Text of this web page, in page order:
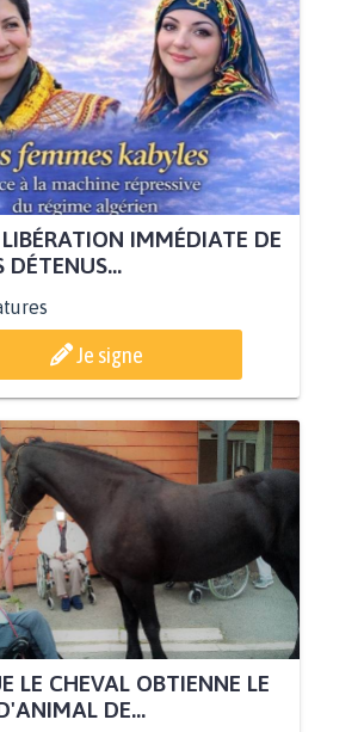
IMMÉDIATE DE
DÉTENUS...
Je signe
LE CHEVAL OBTIENNE LE
DE...